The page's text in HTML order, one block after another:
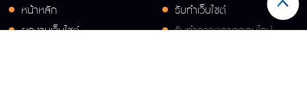
หน้าหลัก
ผลงานเว็บไซต์
รับทำเว็บไซต์
รับทำการตลาดออนไลน์